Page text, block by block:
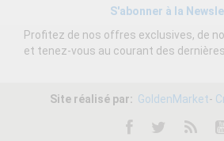
S'abonner à la
Profitez de nos offres exclusives, de
et tenez-vous au courant des
Site réalisé par: GoldenMarket-